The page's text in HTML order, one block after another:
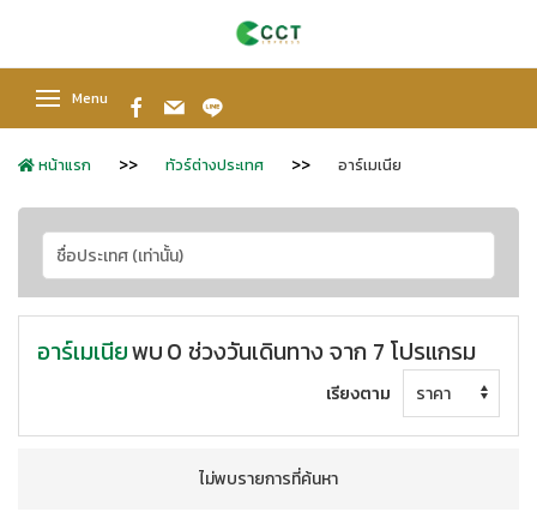
Menu
หน้าแรก ทัวร์ต่างประเทศ อาร์เมเนีย
อาร์เมเนียพบ0 ช่วงวันเดินทาง จาก 7 โปรแกรม
เรียงตาม
ไม่พบรายการที่ค้นหา